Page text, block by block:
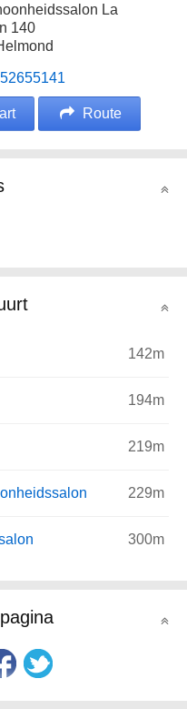
La
140
Route
142m
194m
219m
229m
300m